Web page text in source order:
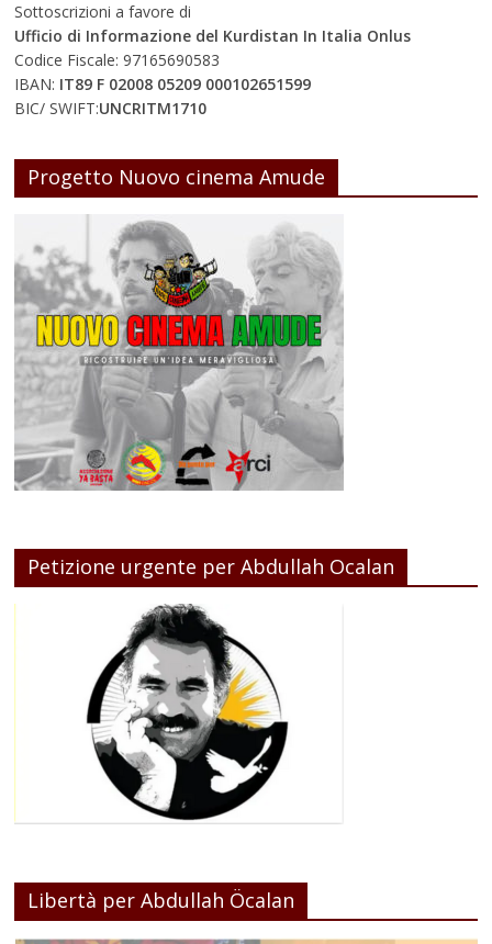
Sottoscrizioni a favore di
Ufficio di Informazione del Kurdistan In Italia Onlus
Codice Fiscale: 97165690583
IBAN: IT89 F 02008 05209 000102651599
BIC/ SWIFT:UNCRITM1710
Progetto Nuovo cinema Amude
Petizione urgente per Abdullah Ocalan
Libertà per Abdullah Öcalan